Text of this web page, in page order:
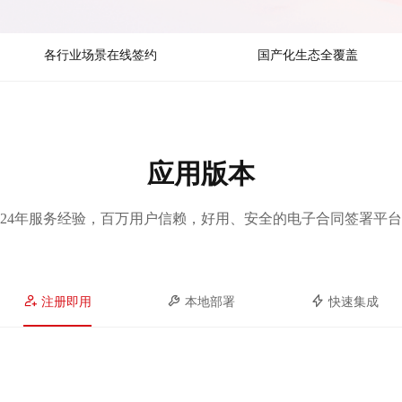
各行业场景在线签约 国产化生态全覆盖
应用版本
24年服务经验，百万用户信赖，好用、安全的电子合同签署平台
注册即用 本地部署 快速集成